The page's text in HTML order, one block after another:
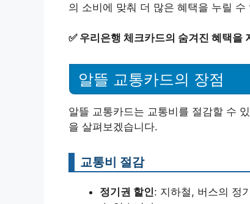
의 소비에 맞춰 더 많은 혜택을 누릴 수
✅ 우리은행 체크카드의 숨겨진 혜택을
알뜰 교통카드의 장점
알뜰 교통카드는 교통비를 절감할 수
을 살펴보겠습니다.
교통비 절감
정기권 할인: 지하철, 버스의 정